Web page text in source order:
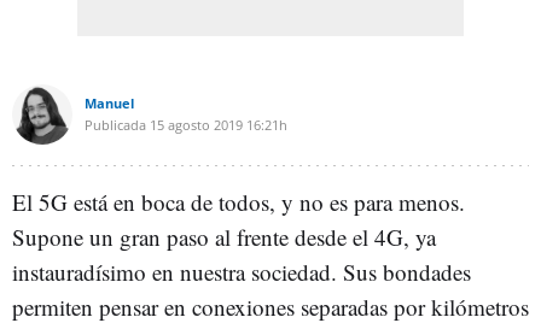
Manuel
Publicada 15 agosto 2019 16:21h
El 5G está en boca de todos, y no es para menos.
Supone un gran paso al frente desde el 4G, ya
instauradísimo en nuestra sociedad. Sus bondades
permiten pensar en conexiones separadas por kilómetros